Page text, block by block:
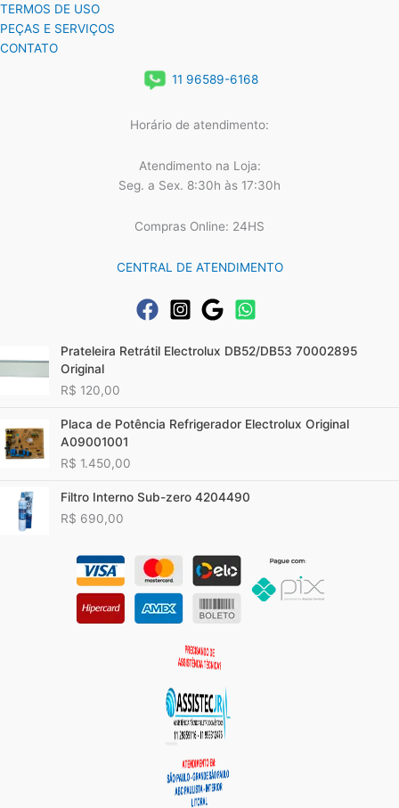
TERMOS DE USO
PEÇAS E SERVIÇOS
CONTATO
11 96589-6168
Horário de atendimento:
Atendimento na Loja:
Seg. a Sex. 8:30h às 17:30h
Compras Online: 24HS
CENTRAL DE ATENDIMENTO
Prateleira Retrátil Electrolux DB52/DB53 70002895
Original
R$ 120,00
Placa de Potência Refrigerador Electrolux Original
A09001001
R$ 1.450,00
Filtro Interno Sub-zero 4204490
R$ 690,00